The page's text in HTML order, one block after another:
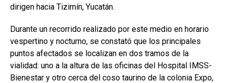
dirigen hacia Tizimín, Yucatán.
Durante un recorrido realizado por este medio en horario
vespertino y nocturno, se constató que los principales
puntos afectados se localizan en dos tramos de la
vialidad: uno a la altura de las oficinas del Hospital IMSS-
Bienestar y otro cerca del coso taurino de la colonia Expo,